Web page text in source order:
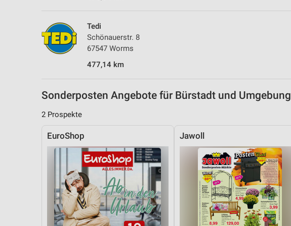
Tedi
Schönauerstr. 8
67547 Worms
477,14 km
Sonderposten Angebote für Bürstadt und Umgebung
2 Prospekte
EuroShop Jawoll